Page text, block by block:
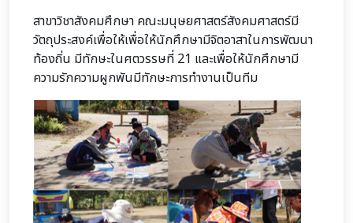
สาขาวิชาสังคมศึกษา คณะมนุษยศาสตร์สังคมศาสตร์มี
วัตถุประสงค์เพื่อให้เพื่อให้นักศึกษามีจิตอาสาในการพัฒนา
ท้องถิ่น มีทักษะในศตวรรษที่ 21 และเพื่อให้นักศึกษามี
ความรักความผูกพันมีทักษะการทำงานเป็นทีม